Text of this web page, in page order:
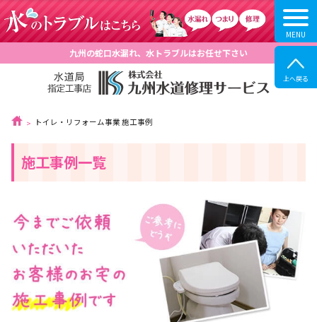
九州の蛇口水漏れ、水トラブルはお任せ下さい
トイレ・リフォーム事業 施工事例
施工事例一覧